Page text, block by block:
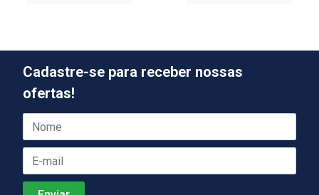
Cadastre-se para receber nossas
ofertas!